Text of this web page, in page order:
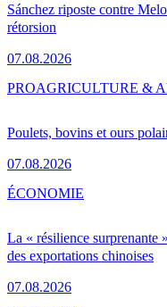
Sánchez riposte contre
rétorsion
07.08.2026
Poulets, bovins et ours
07.08.2026
PROAGRICULTURE &
La « résilience surprenante
des exportations chinoises
07.08.2026
ÉCONOMIE